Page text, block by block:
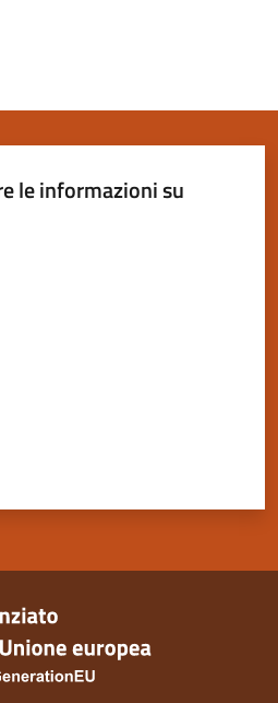
le informazioni su